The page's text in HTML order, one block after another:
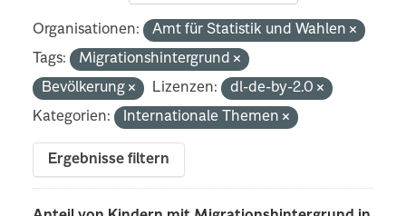
Organisationen:
Amt für Statistik und Wahlen
Tags:
Migrationshintergrund
Bevölkerung
Lizenzen:
dl-de-by-2.0
Kategorien:
Internationale Themen
Ergebnisse filtern